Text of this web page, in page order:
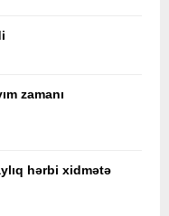
zamanı
hərbi xidmətə